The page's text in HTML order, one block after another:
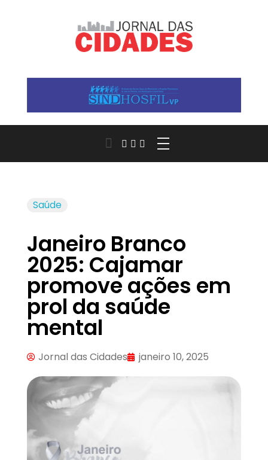
Saúde
Janeiro Branco
2025: Cajamar
promove ações em
prol da saúde
mental
Jornal das Cidades janeiro 10, 2025